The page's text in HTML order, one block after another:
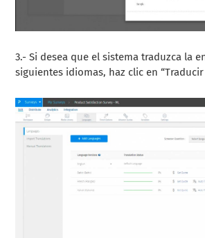
3.- Si desea que el sistema traduzca la
siguientes idiomas, haz clic en